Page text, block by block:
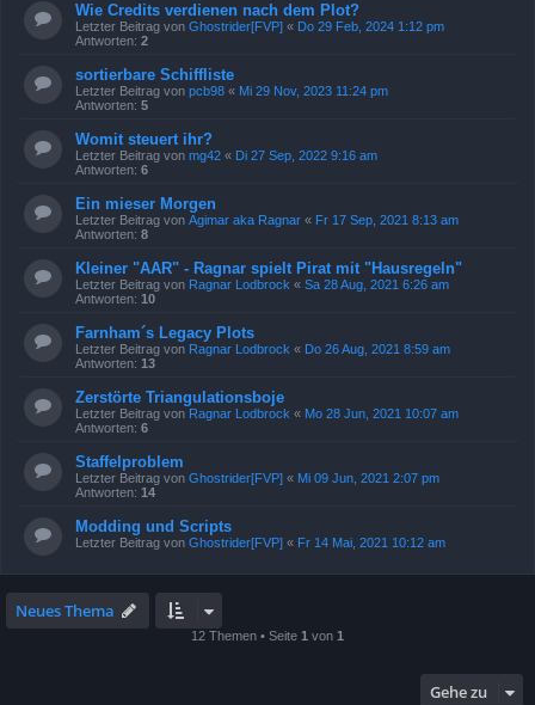
Wie Credits verdienen nach dem Plot?
Letzter Beitrag von Ghostrider[FVP] « Do 29 Feb, 2024 1:12 pm
Antworten: 2
sortierbare Schiffliste
Letzter Beitrag von pcb98 « Mi 29 Nov, 2023 11:24 pm
Antworten: 5
Womit steuert ihr?
Letzter Beitrag von mg42 « Di 27 Sep, 2022 9:16 am
Antworten: 6
Ein mieser Morgen
Letzter Beitrag von Agimar aka Ragnar « Fr 17 Sep, 2021 8:13 am
Antworten: 8
Kleiner "AAR" - Ragnar spielt Pirat mit "Hausregeln"
Letzter Beitrag von Ragnar Lodbrock « Sa 28 Aug, 2021 6:26 am
Antworten: 10
Farnham´s Legacy Plots
Letzter Beitrag von Ragnar Lodbrock « Do 26 Aug, 2021 8:59 am
Antworten: 13
Zerstörte Triangulationsboje
Letzter Beitrag von Ragnar Lodbrock « Mo 28 Jun, 2021 10:07 am
Antworten: 6
Staffelproblem
Letzter Beitrag von Ghostrider[FVP] « Mi 09 Jun, 2021 2:07 pm
Antworten: 14
Modding und Scripts
Letzter Beitrag von Ghostrider[FVP] « Fr 14 Mai, 2021 10:12 am
Neues Thema
12 Themen • Seite 1 von 1
Gehe zu